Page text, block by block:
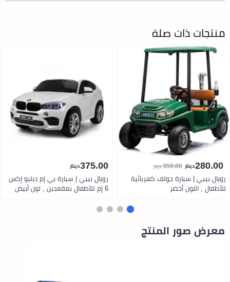
منتجات ذات صلة
280.00دينار 350.00دينار
رويال بيبي | سيارة جولف كهربائية
للأطفال , اللون أخضر
375.00دينار
رويال بيبي | سيارة بي إم دبليو إكس
6 إم للأطفال بمقعدين , لون أبيض
معرض صور المنتج